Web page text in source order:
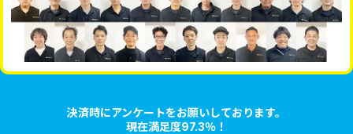
決済時にアンケートをお願いしております。
現在満足度97.3％！